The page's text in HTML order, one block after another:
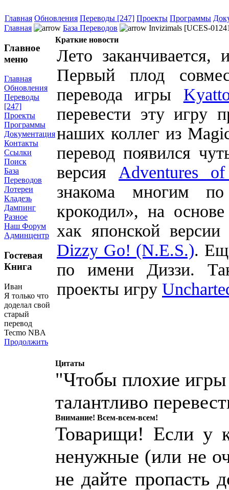
Главная Обновления Переводы [247] Проекты Программы
Главная
База Переводов Invizimals [UCES-
Главное
меню
Главная
Обновления
Переводы
[247]
Проекты
Программы
Документация
Контакты
Ссылки
Поиск
База
Переводов
Лотереи
Кладезь
Дампинг
Разное
Наш Форум
Админцентр
Гостевая
Книга
Иван
Я только что
доделал свой
старый
перевод
Tecmo NBA
Продолжить
Краткие новости
Лето
Первый плод
перевода игры
перевести эту
наших коллег из
перевод появился
версия Adventures
знакома многим
крокодил», на
хак японской
Dizzy Go! (N.E.S.).
по имени Диззи.
проекты игру
Цитаты
"Чтобы плохие
талантливо
Внимание! Всем-всем-всем!
Товарищи! Если у
ненужные (или не
не дайте пропасть